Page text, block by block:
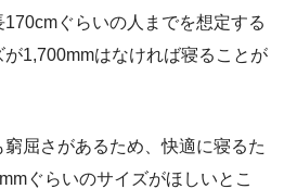
ぐらいの人までを想定する
1,700mmはなければ寝ることが
屈さがあるため、快適に寝るた
ぐらいのサイズがほしいとこ